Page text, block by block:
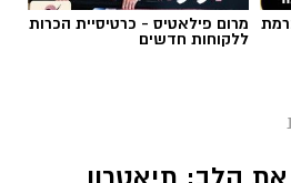
מרום פילאטיס - כרטיסיית הכרות
ללקוחות חדשים